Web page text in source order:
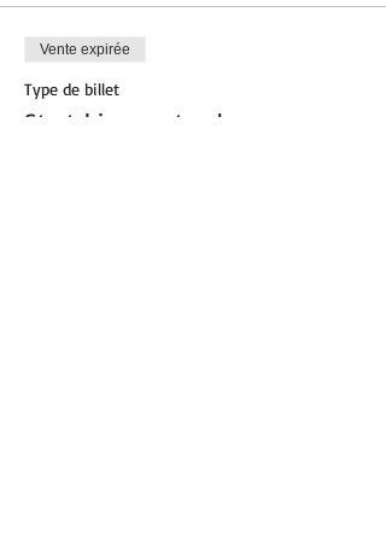
Vente expirée
Type de billet
Stretching postural